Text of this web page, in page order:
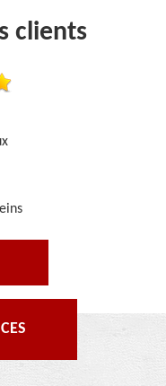
clients
!!